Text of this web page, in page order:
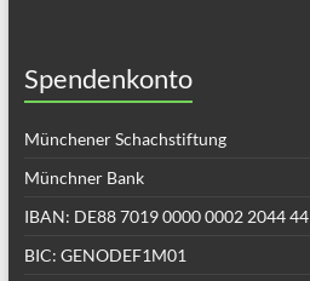
Spendenkonto
Münchener Schachstiftung
Münchner Bank
IBAN: DE88 7019 0000 0002 2044 44
BIC: GENODEF1M01